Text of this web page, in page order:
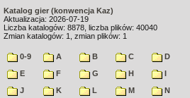
Katalog gier (konwencja Kaz)
Aktualizacja: 2026-07-19
Liczba katalogów: 8878, liczba plików: 40040
Zmian katalogów: 1, zmian plików: 1
0-9 A B C
D
E
F G H
I
J
K L M
N